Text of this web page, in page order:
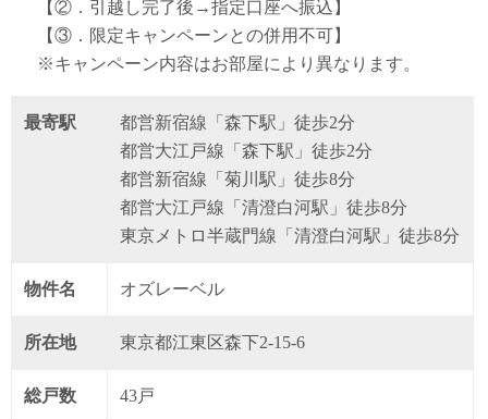
【②．引越し完了後→指定口座へ振込】
【③．限定キャンペーンとの併用不可】
※キャンペーン内容はお部屋により異なります。
最寄駅
都営新宿線「森下駅」徒歩2分
都営大江戸線「森下駅」徒歩2分
都営新宿線「菊川駅」徒歩8分
都営大江戸線「清澄白河駅」徒歩8分
東京メトロ半蔵門線「清澄白河駅」徒歩8分
物件名 オズレーベル
所在地 東京都江東区森下2-15-6
総戸数 43戸